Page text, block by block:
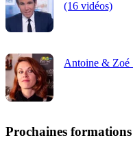
(16 vidéos)
Antoine & Zoé
Prochaines formations